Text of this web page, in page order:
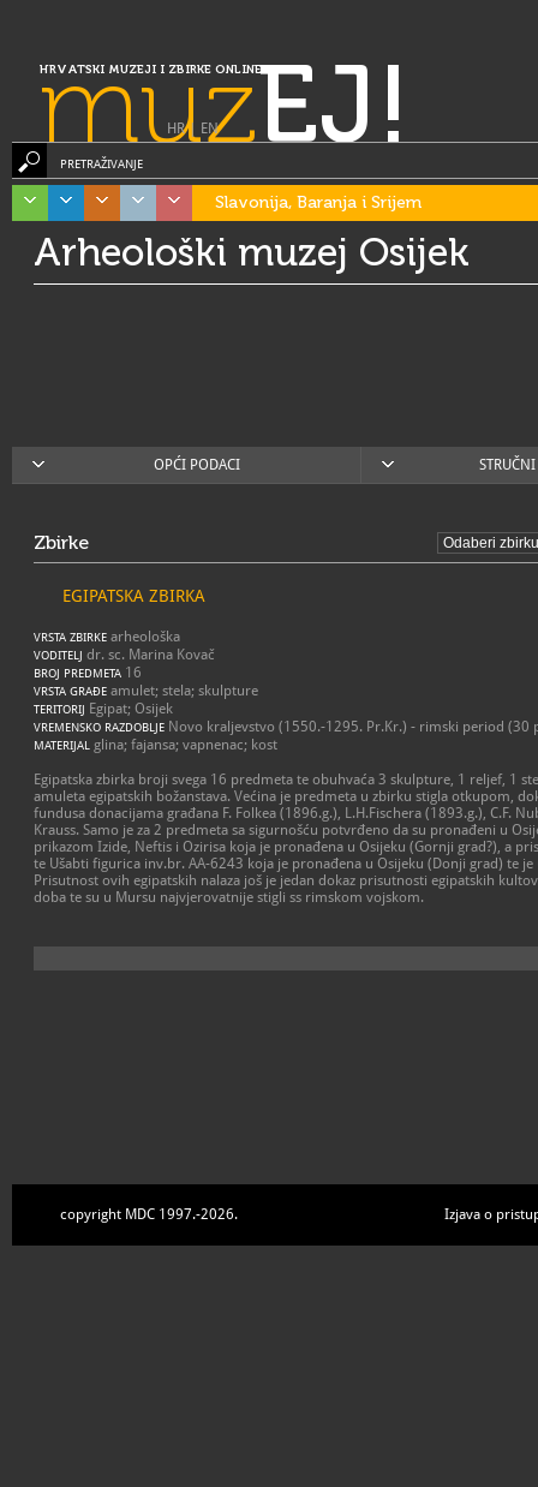
HRVATSKI MUZEJI I ZBIRKE ONLINE
muzEJ!
HR| EN
PRETRAŽIVANJE
Slavonija, Baranja i Srijem
Arheološki muzej Osijek
OPĆI PODACI
Zbirke
EGIPATSKA ZBIRKA
VRSTA ZBIRKE arheološka
VODITELJ dr. sc. Marina Kovač
BROJ PREDMETA 16
VRSTA GRAĐE amulet; stela; skulpture
TERITORIJ Egipat; Osijek
VREMENSKO RAZDOBLJE Novo kraljevstvo (1550.-1295. Pr.Kr.) - rimski period (30
MATERIJAL glina; fajansa; vapnenac; kost
Egipatska zbirka broji svega 16 predmeta te obuhvaća 3 skulpture, 1 reljef, 1
amuleta egipatskih božanstava. Većina je predmeta u zbirku stigla otkupom,
fundusa donacijama građana F. Folkea (1896.g.), L.H.Fischera (1893.g.), C.F.
Krauss. Samo je za 2 predmeta sa sigurnošću potvrđeno da su pronađeni u
prikazom Izide, Neftis i Ozirisa koja je pronađena u Osijeku (Gornji grad?), a
te Ušabti figurica inv.br. AA-6243 koja je pronađena u Osijeku (Donji grad) te
Prisutnost ovih egipatskih nalaza još je jedan dokaz prisutnosti egipatskih
doba te su u Mursu najvjerovatnije stigli ss rimskom vojskom.
copyright MDC 1997.-2026. Izjava o